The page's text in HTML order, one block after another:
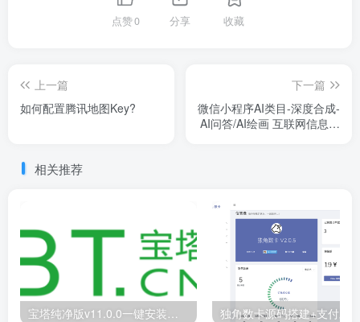
点赞0 分享 收藏
上一篇
如何配置腾讯地图Key?
下一篇
微信小程序AI类目-深度合成-
AI问答/AI绘画 互联网信息服
相关推荐
宝塔纯净版v11.0.0一键安装脚本（20250807版本）